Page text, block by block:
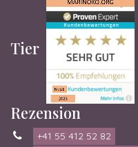
Tier
Rezension
+41 55 412 52 82